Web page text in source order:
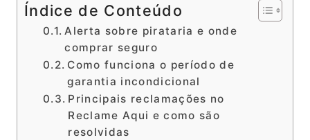
Índice de Conteúdo
Alerta sobre pirataria e onde
comprar seguro
Como funciona o período de
garantia incondicional
Principais reclamações no
Reclame Aqui e como são
resolvidas